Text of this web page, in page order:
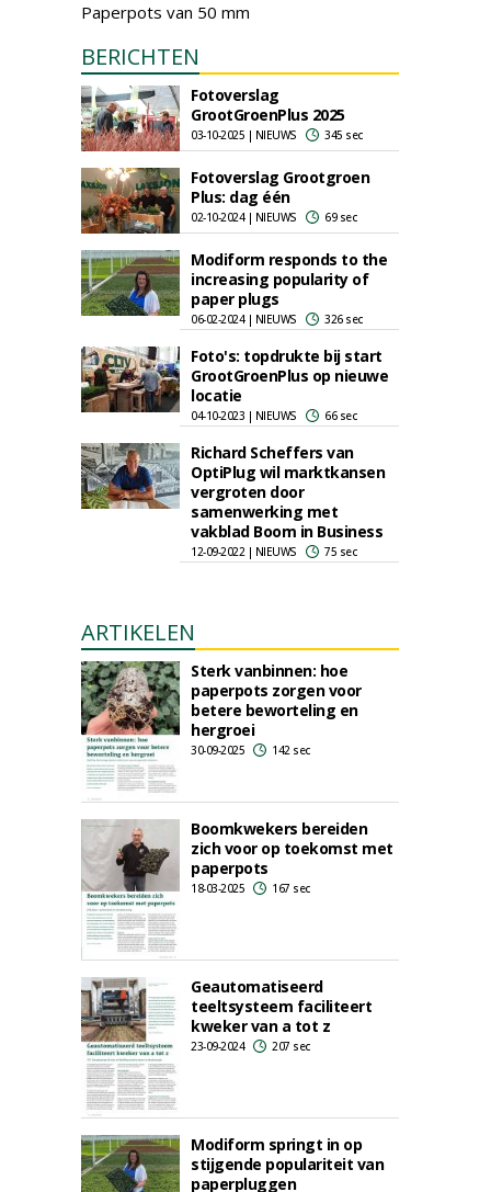
Paperpots van 50 mm
BERICHTEN
Fotoverslag
GrootGroenPlus 2025
03-10-2025 | NIEUWS 345 sec
Fotoverslag Grootgroen
Plus: dag één
02-10-2024 | NIEUWS 69 sec
Modiform responds to the
increasing popularity of
paper plugs
06-02-2024 | NIEUWS 326 sec
Foto's: topdrukte bij start
GrootGroenPlus op nieuwe
locatie
04-10-2023 | NIEUWS 66 sec
Richard Scheffers van
OptiPlug wil marktkansen
vergroten door
samenwerking met
vakblad Boom in Business
12-09-2022 | NIEUWS 75 sec
ARTIKELEN
Sterk vanbinnen: hoe
paperpots zorgen voor
betere beworteling en
hergroei
30-09-2025 142 sec
Boomkwekers bereiden
zich voor op toekomst met
paperpots
18-03-2025 167 sec
Geautomatiseerd
teeltsysteem faciliteert
kweker van a tot z
23-09-2024 207 sec
Modiform springt in op
stijgende populariteit van
paperpluggen